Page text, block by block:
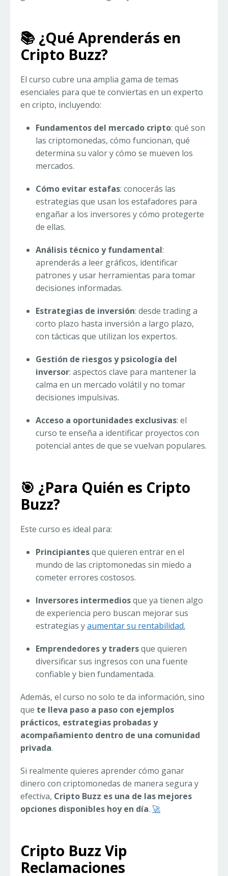
📚 ¿Qué Aprenderás en
Cripto Buzz?
El curso cubre una amplia gama de temas
esenciales para que te conviertas en un experto
en cripto, incluyendo:
Fundamentos del mercado cripto: qué son
las criptomonedas, cómo funcionan, qué
determina su valor y cómo se mueven los
mercados.
Cómo evitar estafas: conocerás las
estrategias que usan los estafadores para
engañar a los inversores y cómo protegerte
de ellas.
Análisis técnico y fundamental:
aprenderás a leer gráficos, identificar
patrones y usar herramientas para tomar
decisiones informadas.
Estrategias de inversión: desde trading a
corto plazo hasta inversión a largo plazo,
con tácticas que utilizan los expertos.
Gestión de riesgos y psicología del
inversor: aspectos clave para mantener la
calma en un mercado volátil y no tomar
decisiones impulsivas.
Acceso a oportunidades exclusivas: el
curso te enseña a identificar proyectos con
potencial antes de que se vuelvan populares.
🎯 ¿Para Quién es Cripto
Buzz?
Este curso es ideal para:
Principiantesque quieren entrar en el
mundo de las criptomonedas sin miedo a
cometer errores costosos.
Inversores intermediosque ya tienen algo
de experiencia pero buscan mejorar sus
estrategias yaumentar su rentabilidad.
Emprendedores y tradersque quieren
diversificar sus ingresos con una fuente
confiable y bien fundamentada.
Además, el curso no solo te da información, sino
que te lleva paso a paso con ejemplos
prácticos, estrategias probadas y
acompañamiento dentro de una comunidad
privada.
Si realmente quieres aprender cómo ganar
dinero con criptomonedas de manera segura y
efectiva, Cripto Buzz es una de las mejores
opciones disponibles hoy en día. 🚀
Cripto Buzz Vip
Reclamaciones